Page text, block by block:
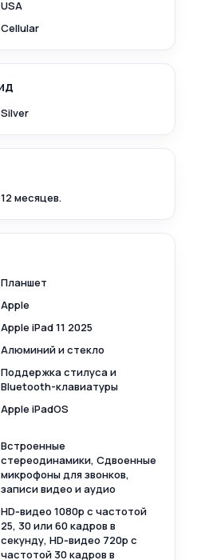
USA
Cellular
Silver
12 месяцев.
Планшет
Apple
Apple iPad 11 2025
Алюминий и стекло
Поддержка стилуса и
Bluetooth-клавиатуры
Apple iPadOS
Встроенные
cтереодинамики, Сдвоенные
микрофоны для звонков,
записи видео и аудио
HD‑видео 1080p с частотой
25, 30 или 60 кадров в
секунду, HD‑видео 720p с
частотой 30 кадров в